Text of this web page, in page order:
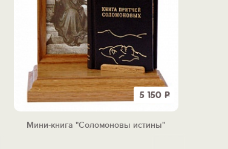
5 150 Р
Мини-книга "Соломоновы истины"